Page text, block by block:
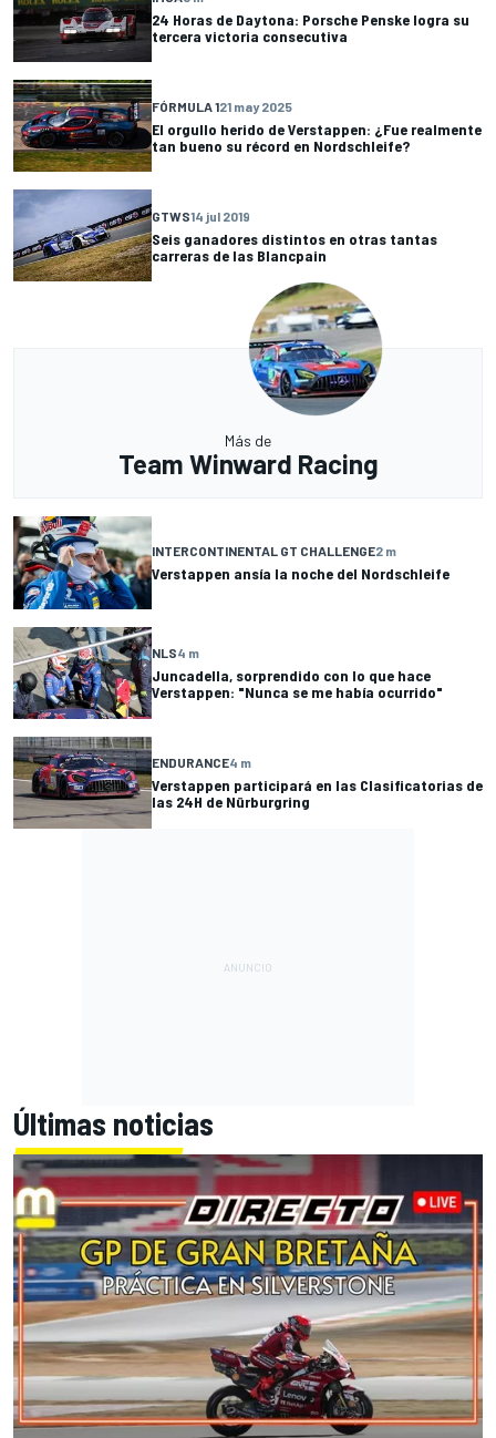
24 Horas de Daytona: Porsche Penske logra su
tercera victoria consecutiva
FÓRMULA 121 may 2025
El orgullo herido de Verstappen: ¿Fue realmente
tan bueno su récord en Nordschleife?
GTWS14 jul 2019
Seis ganadores distintos en otras tantas
carreras de las Blancpain
Más de
Team Winward Racing
INTERCONTINENTAL GT CHALLENGE2 m
Verstappen ansía la noche del Nordschleife
NLS4 m
Juncadella, sorprendido con lo que hace
Verstappen: "Nunca se me había ocurrido"
ENDURANCE4 m
Verstappen participará en las Clasificatorias de
las 24H de Nürburgring
Últimas noticias